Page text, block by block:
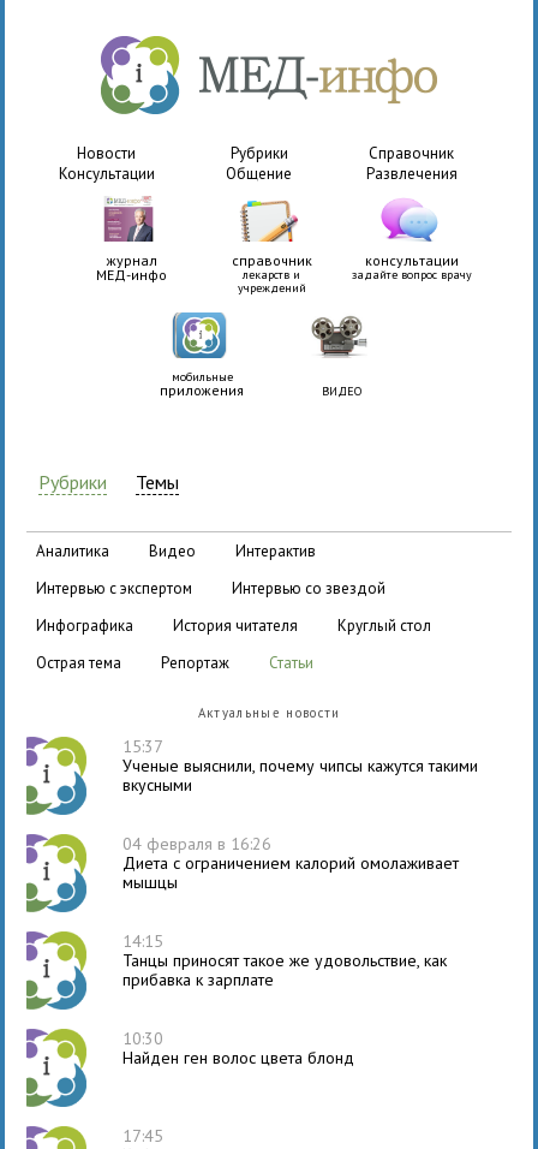
Новости Рубрики
Справочник
Консультации
Общение Развлечения
журнал
МЕД-инфо
справочник
лекарств и
учреждений
консультации
задайте вопрос врачу
мобильные
приложения ВИДЕО
Рубрики Темы
аналитика видео
интерактив
интервью с экспертом
интервью со звездой
инфографика
история читателя
круглый стол
острая тема
репортаж статьи
Актуальные новости
15:37
Ученые выяснили, почему чипсы кажутся такими
вкусными
04 февраля в 16:26
Диета с ограничением калорий омолаживает
мышцы
14:15
Танцы приносят такое же удовольствие, как
прибавка к зарплате
10:30
Найден ген волос цвета блонд
17:45